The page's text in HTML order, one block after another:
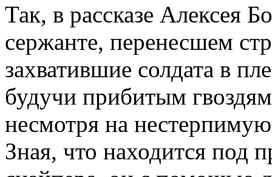
Так, в рассказе Алексея
сержанте, перенесшем
захватившие солдата в
будучи прибитым
несмотря на
Зная, что находится под